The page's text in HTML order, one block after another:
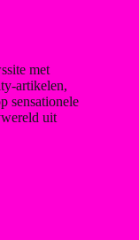
met
artikelen,
sensationele
uit